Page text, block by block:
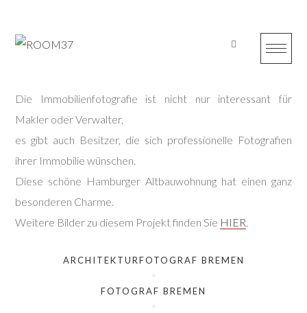
content
Die Immobilienfotografie ist nicht nur interessant für
Makler oder Verwalter,
es gibt auch Besitzer, die sich professionelle Fotografien
ihrer Immobilie wünschen.
Diese schöne Hamburger Altbauwohnung hat einen ganz
besonderen Charme.
Weitere Bilder zu diesem Projekt finden Sie HIER.
ARCHITEKTURFOTOGRAF BREMEN
FOTOGRAF BREMEN